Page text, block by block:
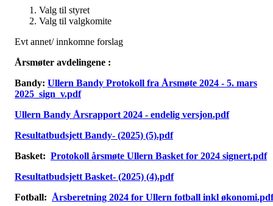
Valg til styret
Valg til valgkomite
Evt annet/ innkomne forslag
Årsmøter avdelingene :
Bandy: Ullern Bandy Protokoll fra Årsmøte 2024 - 5. mars
2025_sign_v.pdf
Ullern Bandy Årsrapport 2024 - endelig versjon.pdf
Resultatbudsjett Bandy- (2025) (5).pdf
Basket: Protokoll årsmøte Ullern Basket for 2024 signert.pdf
Resultatbudsjett Basket- (2025) (4).pdf
Fotball: Årsberetning 2024 for Ullern fotball inkl økonomi.pdf